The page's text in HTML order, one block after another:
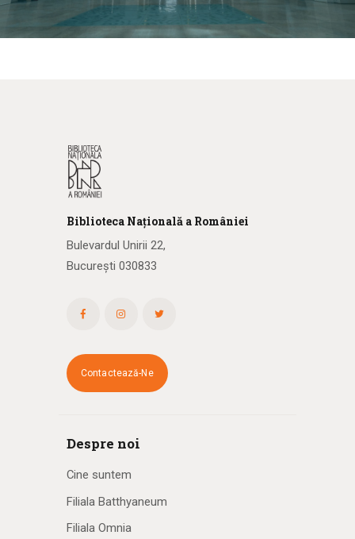
Biblioteca Națională a României
Bulevardul Unirii 22,
București 030833
Contactează-Ne
Despre noi
Cine suntem
Filiala Batthyaneum
Filiala Omnia